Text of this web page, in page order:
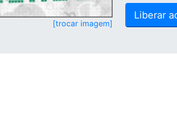
[trocar imagem]